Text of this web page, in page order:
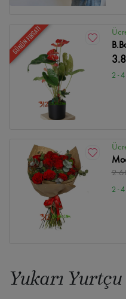
GÜNÜN FIRSATI
2 -
2 -
Yukarı